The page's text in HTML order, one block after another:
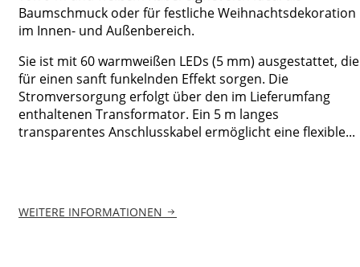
Baumschmuck oder für festliche Weihnachtsdekoration
im Innen- und Außenbereich.
Sie ist mit 60 warmweißen LEDs (5 mm) ausgestattet, die
für einen sanft funkelnden Effekt sorgen. Die
Stromversorgung erfolgt über den im Lieferumfang
enthaltenen Transformator. Ein 5 m langes
transparentes Anschlusskabel ermöglicht eine flexible...
WEITERE INFORMATIONEN